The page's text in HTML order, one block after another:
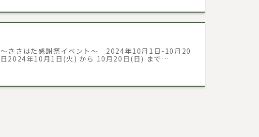
～ささはた感謝祭イベント～ 2024年10月1日-10月20
日2024年10月1日(火) から 10月20日(日) まで…